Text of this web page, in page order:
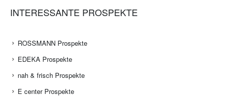
INTERESSANTE PROSPEKTE
ROSSMANN Prospekte
EDEKA Prospekte
nah & frisch Prospekte
E center Prospekte